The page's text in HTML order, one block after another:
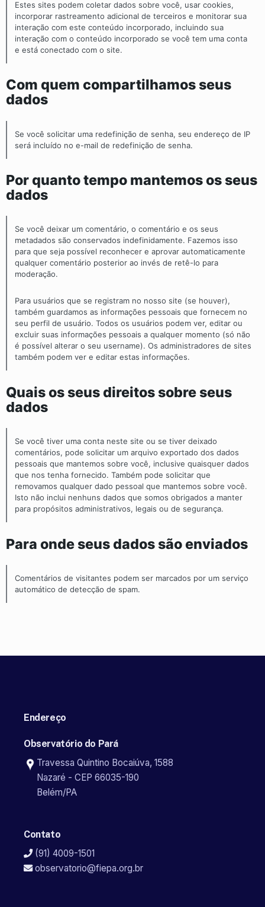
Estes sites podem coletar dados sobre você, usar cookies,
incorporar rastreamento adicional de terceiros e monitorar sua
interação com este conteúdo incorporado, incluindo sua
interação com o conteúdo incorporado se você tem uma conta
e está conectado com o site.
Com quem compartilhamos seus
dados
Se você solicitar uma redefinição de senha, seu endereço de IP
será incluído no e-mail de redefinição de senha.
Por quanto tempo mantemos os seus
dados
Se você deixar um comentário, o comentário e os seus
metadados são conservados indefinidamente. Fazemos isso
para que seja possível reconhecer e aprovar automaticamente
qualquer comentário posterior ao invés de retê-lo para
moderação.
Para usuários que se registram no nosso site (se houver),
também guardamos as informações pessoais que fornecem no
seu perfil de usuário. Todos os usuários podem ver, editar ou
excluir suas informações pessoais a qualquer momento (só não
é possível alterar o seu username). Os administradores de sites
também podem ver e editar estas informações.
Quais os seus direitos sobre seus
dados
Se você tiver uma conta neste site ou se tiver deixado
comentários, pode solicitar um arquivo exportado dos dados
pessoais que mantemos sobre você, inclusive quaisquer dados
que nos tenha fornecido. Também pode solicitar que
removamos qualquer dado pessoal que mantemos sobre você.
Isto não inclui nenhuns dados que somos obrigados a manter
para propósitos administrativos, legais ou de segurança.
Para onde seus dados são enviados
Comentários de visitantes podem ser marcados por um serviço
automático de detecção de spam.
Endereço
Observatório do Pará
Travessa Quintino Bocaiúva, 1588
Nazaré - CEP 66035-190
Belém/PA
Contato
(91) 4009-1501
observatorio@fiepa.org.br